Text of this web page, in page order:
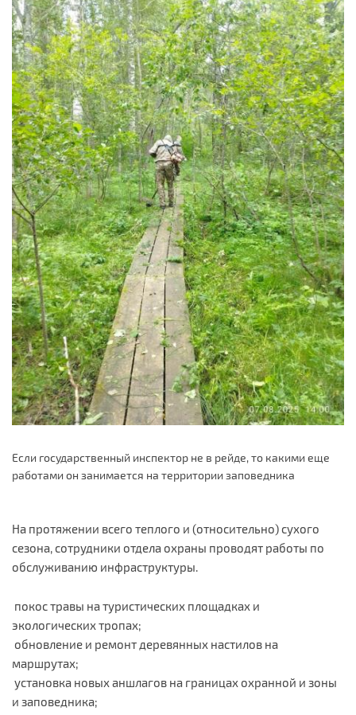
Если государственный инспектор не в рейде, то какими еще
работами он занимается на территории заповедника
На протяжении всего теплого и (относительно) сухого
сезона, сотрудники отдела охраны проводят работы по
обслуживанию инфраструктуры.
покос травы на туристических площадках и
экологических тропах;
обновление и ремонт деревянных настилов на
маршрутах;
установка новых аншлагов на границах охранной и зоны
и заповедника;